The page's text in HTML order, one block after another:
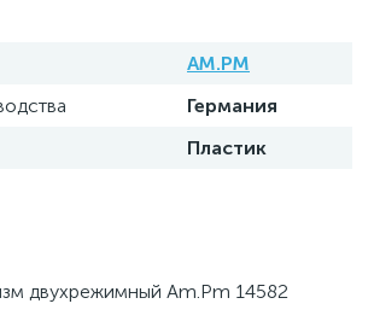
AM.PM
Германия
Пластик
двухрежимный Am.Pm 14582